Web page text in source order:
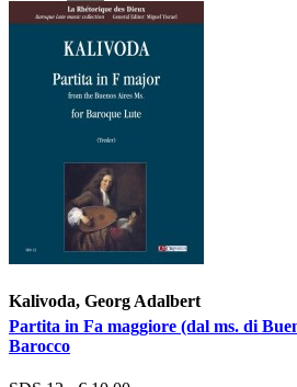
Kalivoda, Georg Adalbert
Partita in Fa maggiore (dal ms. di
Barocco